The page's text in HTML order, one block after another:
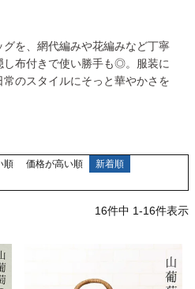
を、網代編みや花編みなど丁寧
し布付きで使い勝手も◎。服装に
のスタイルにそっと華やかさを
順 価格が高い順
新着順
16件中 1-16件表示